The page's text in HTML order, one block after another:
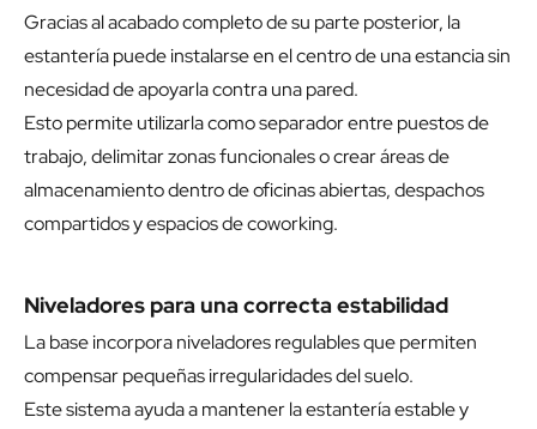
Gracias al acabado completo de su parte posterior, la
estantería puede instalarse en el centro de una estancia sin
necesidad de apoyarla contra una pared.
Esto permite utilizarla como separador entre puestos de
trabajo, delimitar zonas funcionales o crear áreas de
almacenamiento dentro de oficinas abiertas, despachos
compartidos y espacios de coworking.
Niveladores para una correcta estabilidad
La base incorpora niveladores regulables que permiten
compensar pequeñas irregularidades del suelo.
Este sistema ayuda a mantener la estantería estable y